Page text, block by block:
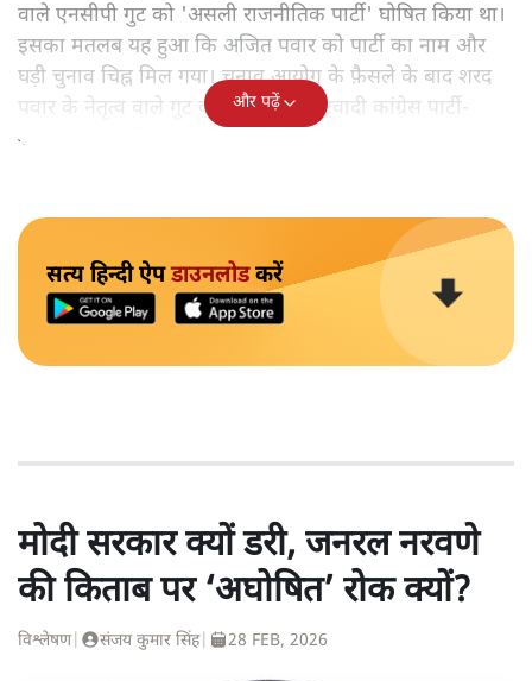
वाले एनसीपी गुट को 'असली राजनीतिक पार्टी' घोषित किया था।
इसका मतलब यह हुआ कि अजित पवार को पार्टी का नाम और
घड़ी चुनाव चिह्न मिल गया। चुनाव आयोग के फ़ैसले के बाद शरद
पवार के नेतृत्व वाले गुट को नया नाम 'राष्ट्रवादी कांग्रेस पार्टी-
शरदचंद्र पवार' मिल गया है।
और पढ़ें
सत्य हिन्दी ऐपडाउनलोडकरें
मोदी सरकार क्यों डरी, जनरल नरवणे
की किताब पर ‘अघोषित’ रोक क्यों?
विश्लेषण| संजय कुमार सिंह| 28 FEB, 2026